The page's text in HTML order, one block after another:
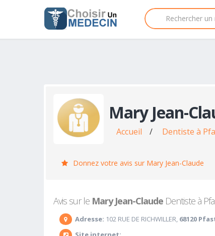
Mary Jean-
Accueil / Dentiste à
Donnez votre avis sur Mary Jean-Claude
Avis sur le Mary Jean-Claude Dentiste à
Adresse: 102 RUE DE RICHWILLER, 68120